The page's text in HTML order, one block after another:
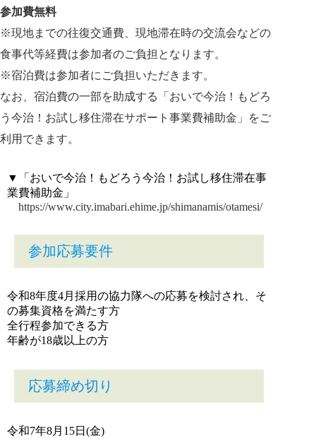
参加費無料
※現地までの往復交通費、現地滞在時の交流会などの
食事代等経費は参加者のご負担となります。
※宿泊費は参加者にご負担いただきます。
なお、宿泊費の一部を助成する「おいで今治！もどろ
う今治！お試し移住滞在サポート事業費補助金」をご
利用できます。
▼「おいで今治！もどろう今治！お試し移住滞在事
業費補助金」
https://www.city.imabari.ehime.jp/shimanamis/otamesi/
参加応募要件
令和8年度4月採用の協力隊への応募を検討され、そ
の募集資格を満たす方
全行程参加できる方
年齢が18歳以上の方
応募締め切り
令和7年8月15日(金)